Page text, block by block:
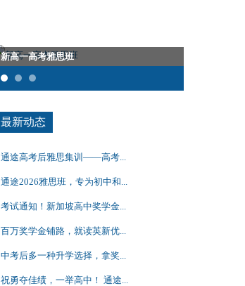
新高一高考雅思班
最新动态
通途高考后雅思集训——高考...
通途2026雅思班，专为初中和...
考试通知！新加坡高中奖学金...
百万奖学金铺路，就读英新优...
中考后多一种升学选择，拿奖...
祝勇夺佳绩，一举高中！ 通途...